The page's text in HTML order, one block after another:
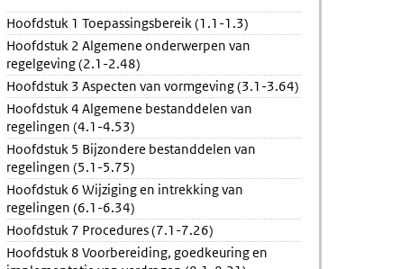
Hoofdstuk 1 Toepassingsbereik (1.1-1.3)
Hoofdstuk 2 Algemene onderwerpen van
regelgeving (2.1-2.48)
Hoofdstuk 3 Aspecten van vormgeving (3.1-3.64)
Hoofdstuk 4 Algemene bestanddelen van
regelingen (4.1-4.53)
Hoofdstuk 5 Bijzondere bestanddelen van
regelingen (5.1-5.75)
Hoofdstuk 6 Wijziging en intrekking van
regelingen (6.1-6.34)
Hoofdstuk 7 Procedures (7.1-7.26)
Hoofdstuk 8 Voorbereiding, goedkeuring en